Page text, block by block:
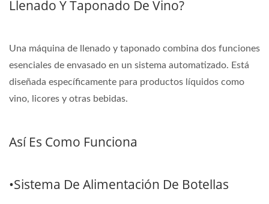
Llenado Y Taponado De Vino?
Una máquina de llenado y taponado combina dos funciones
esenciales de envasado en un sistema automatizado. Está
diseñada específicamente para productos líquidos como
vino, licores y otras bebidas.
Así Es Como Funciona
•Sistema De Alimentación De Botellas